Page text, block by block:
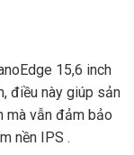
15,6 inch
điều này giúp sản
mà vẫn đảm bảo
nền IPS .